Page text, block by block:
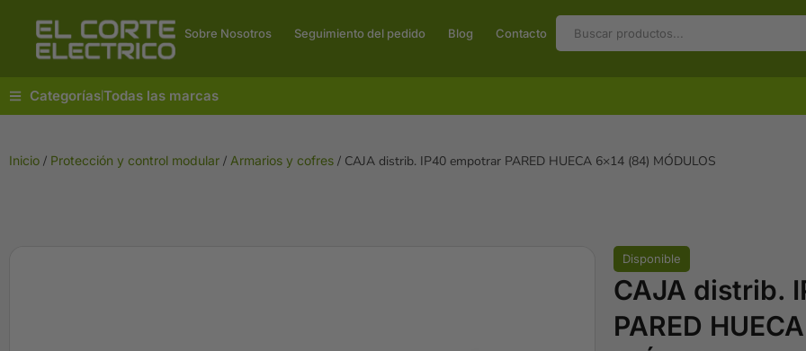
Sobre Nosotros Seguimiento del pedido Blog Contacto
Categorías| Todas las marcas
Inicio / Protección y control modular / Armarios y cofres / CAJA distrib. IP40 empotrar PARED HUECA 6×14 (84) MÓDULOS
Disponible
CAJA distrib.
PARED